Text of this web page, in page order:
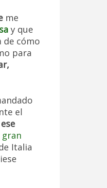
me
y que
de cómo
para
el
Italia